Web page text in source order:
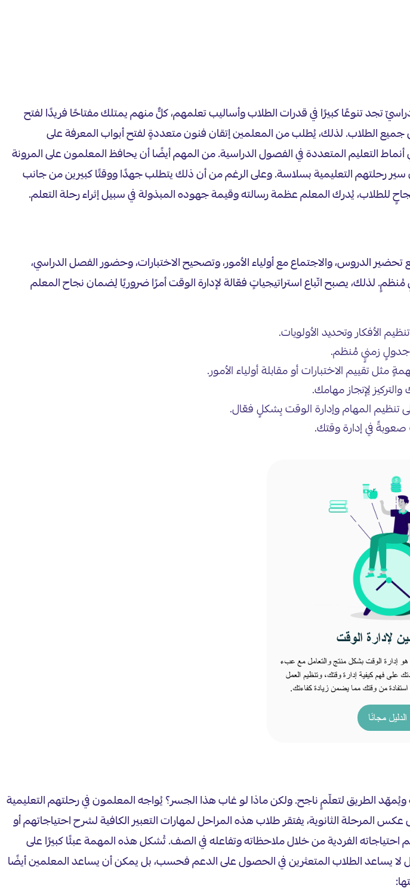
تجد تنوعًا كبيرًا في قدرات الطلاب وأساليب تعلمهم، كلٌّ منهم يمتلك مفتاحًا فريدًا لفتح
الطلاب. لذلك، يُطلب من المعلمين إتقان فنون متعددةٍ لفتح أبواب المعرفة على
التعليم المتعددة في الفصول الدراسية. من المهم أيضًا أن يحافظ المعلمون على المرونة
سير رحلتهم التعليمية بسلاسة. وعلى الرغم من أن ذلك يتطلب جهدًا ووقتًا كبيرين من جانب
للطلاب، يُدرك المعلم عظمة رسالته وقيمة جهوده المبذولة في سبيل إثراء رحلة التعلم.
الدروس، والاجتماع مع أولياء الأمور، وتصحيح الاختبارات، وحضور الفصل الدراسي،
لذلك، يصبح اتّباع استراتيجياتٍ فعّالة لإدارة الوقت أمرًا ضروريًا لِضمان نجاح المعلم
الأفكار وتحديد الأولويات.
جدولٍ زمنيٍ مُنظم.
الاختبارات أو مقابلة أولياء الأمور.
لِإنجاز مهامك.
تنظيم المهام وإدارة الوقت بِشكلٍ فعّال.
في إدارة وقتك.
الطريق لتعلّمٍ ناجح. ولكن ماذا لو غاب هذا الجسر؟ يُواجه المعلمون في رحلتهم التعليمية
المرحلة الثانوية، يفتقر طلاب هذه المراحل لمهارات التعبير الكافية لشرح احتياجاتهم أو
الفردية من خلال ملاحظاته وتفاعله في الصف. تُشكل هذه المهمة عبئًا كبيرًا على
لا يساعد الطلاب المتعثرين في الحصول على الدعم فحسب، بل يمكن أن يساعد المعلمين أيضًا